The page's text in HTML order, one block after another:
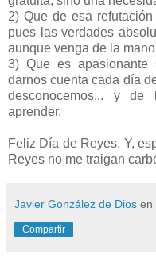
2) Que de esa
pues las verdades
aunque venga de la
3) Que es apasionante
darnos cuenta cada día
desconocemos... y
aprender.
Feliz Día de Reyes. Y,
Reyes no me traigan
Javier González de Dios en
Compartir